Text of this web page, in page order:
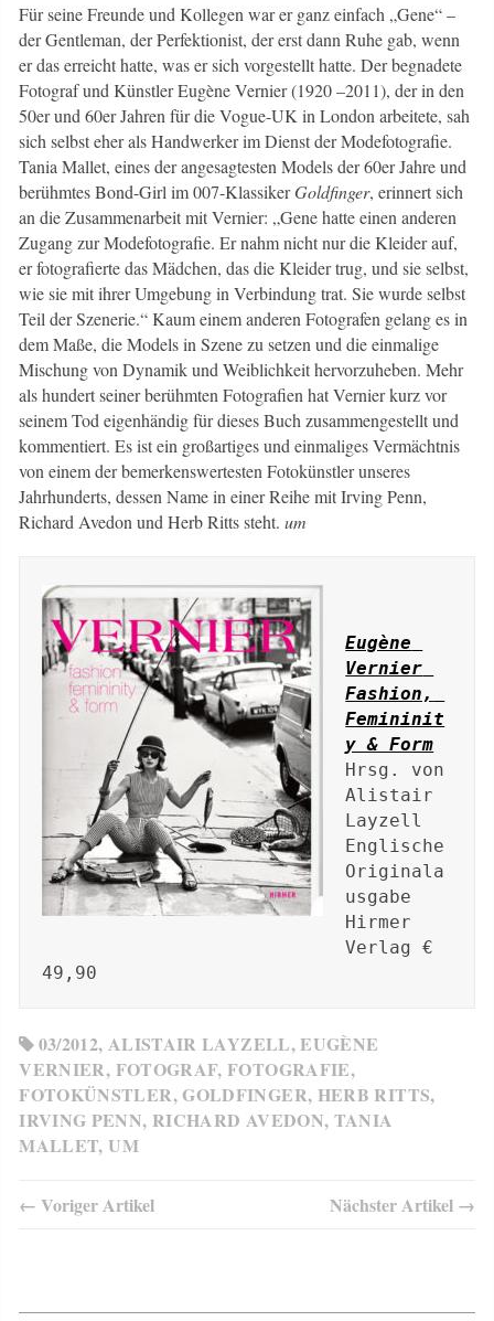
Für seine Freunde und Kollegen war er ganz einfach „Gene“ –
der Gentleman, der Perfektionist, der erst dann Ruhe gab, wenn
er das erreicht hatte, was er sich vorgestellt hatte. Der begnadete
Fotograf und Künstler Eugène Vernier (1920 –2011), der in den
50er und 60er Jahren für die Vogue-UK in London arbeitete, sah
sich selbst eher als Handwerker im Dienst der Modefotografie.
Tania Mallet, eines der angesagtesten Models der 60er Jahre und
berühmtes Bond-Girl im 007-KlassikerGoldfinger, erinnert sich
an die Zusammenarbeit mit Vernier: „Gene hatte einen anderen
Zugang zur Modefotografie. Er nahm nicht nur die Kleider auf,
er fotografierte das Mädchen, das die Kleider trug, und sie selbst,
wie sie mit ihrer Umgebung in Verbindung trat. Sie wurde selbst
Teil der Szenerie.“ Kaum einem anderen Fotografen gelang es in
dem Maße, die Models in Szene zu setzen und die einmalige
Mischung von Dynamik und Weiblichkeit hervorzuheben. Mehr
als hundert seiner berühmten Fotografien hat Vernier kurz vor
seinem Tod eigenhändig für dieses Buch zusammengestellt und
kommentiert. Es ist ein großartiges und einmaliges Vermächtnis
von einem der bemerkenswertesten Fotokünstler unseres
Jahrhunderts, dessen Name in einer Reihe mit Irving Penn,
Richard Avedon und Herb Ritts steht.um
Eugène
Vernier
Fashion,
Femininit
y & Form
Hrsg. von
Alistair
Layzell
Englische
Originala
usgabe
Hirmer
Verlag €
49,90
03/2012, ALISTAIR LAYZELL,EUGÈNE
VERNIER, FOTOGRAF,FOTOGRAFIE,
FOTOKÜNSTLER,GOLDFINGER, HERB RITTS,
IRVING PENN, RICHARD AVEDON, TANIA
MALLET,UM
← Voriger Artikel Nächster Artikel →